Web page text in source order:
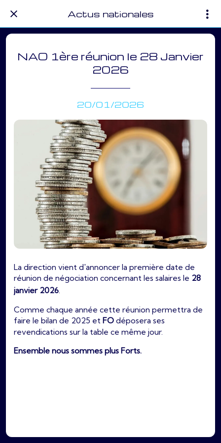
Actus nationales
NAO 1ère réunion le 28 Janvier
2026
20/01/2026
La direction vient d'annoncer la première date de
réunion de négociation concernant les salaires le 28
janvier 2026
Comme chaque année cette réunion permettra de
faire le bilan de 2025 et FO déposera ses
revendications sur la table ce même jour.
Ensemble nous sommes plus Forts.